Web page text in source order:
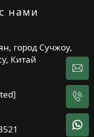
нами
город Сучжоу,
Китай